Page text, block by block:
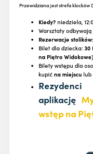
Przewidziana jest strefa klocków
Kiedy?niedziela,
Warsztaty
Rezerwacje stolików:
Bilet dla dziecka:30
na Piętro Widokowe)
Bilety wstępu dla
kupićna miejscu lub
aplikację
wstęp na